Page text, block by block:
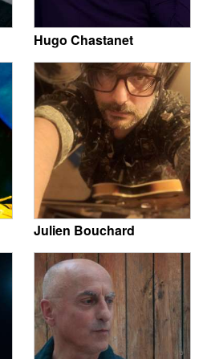
Hugo Chastanet
Julien Bouchard